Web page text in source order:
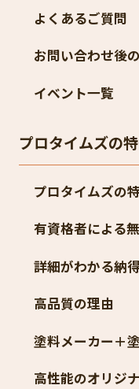
よくあるご質問
お問い合わせ後
イベント一覧
プロタイムズの
プロタイムズの
有資格者による
詳細がわかる納
高品質の理由
塗料メーカー＋
高性能のオリジ